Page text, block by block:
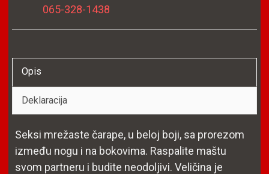
065-328-1438
Opis
Deklaracija
Seksi mrežaste čarape, u beloj boji, sa prorezom
između nogu i na bokovima. Raspalite maštu
svom partneru i budite neodoljivi. Veličina je